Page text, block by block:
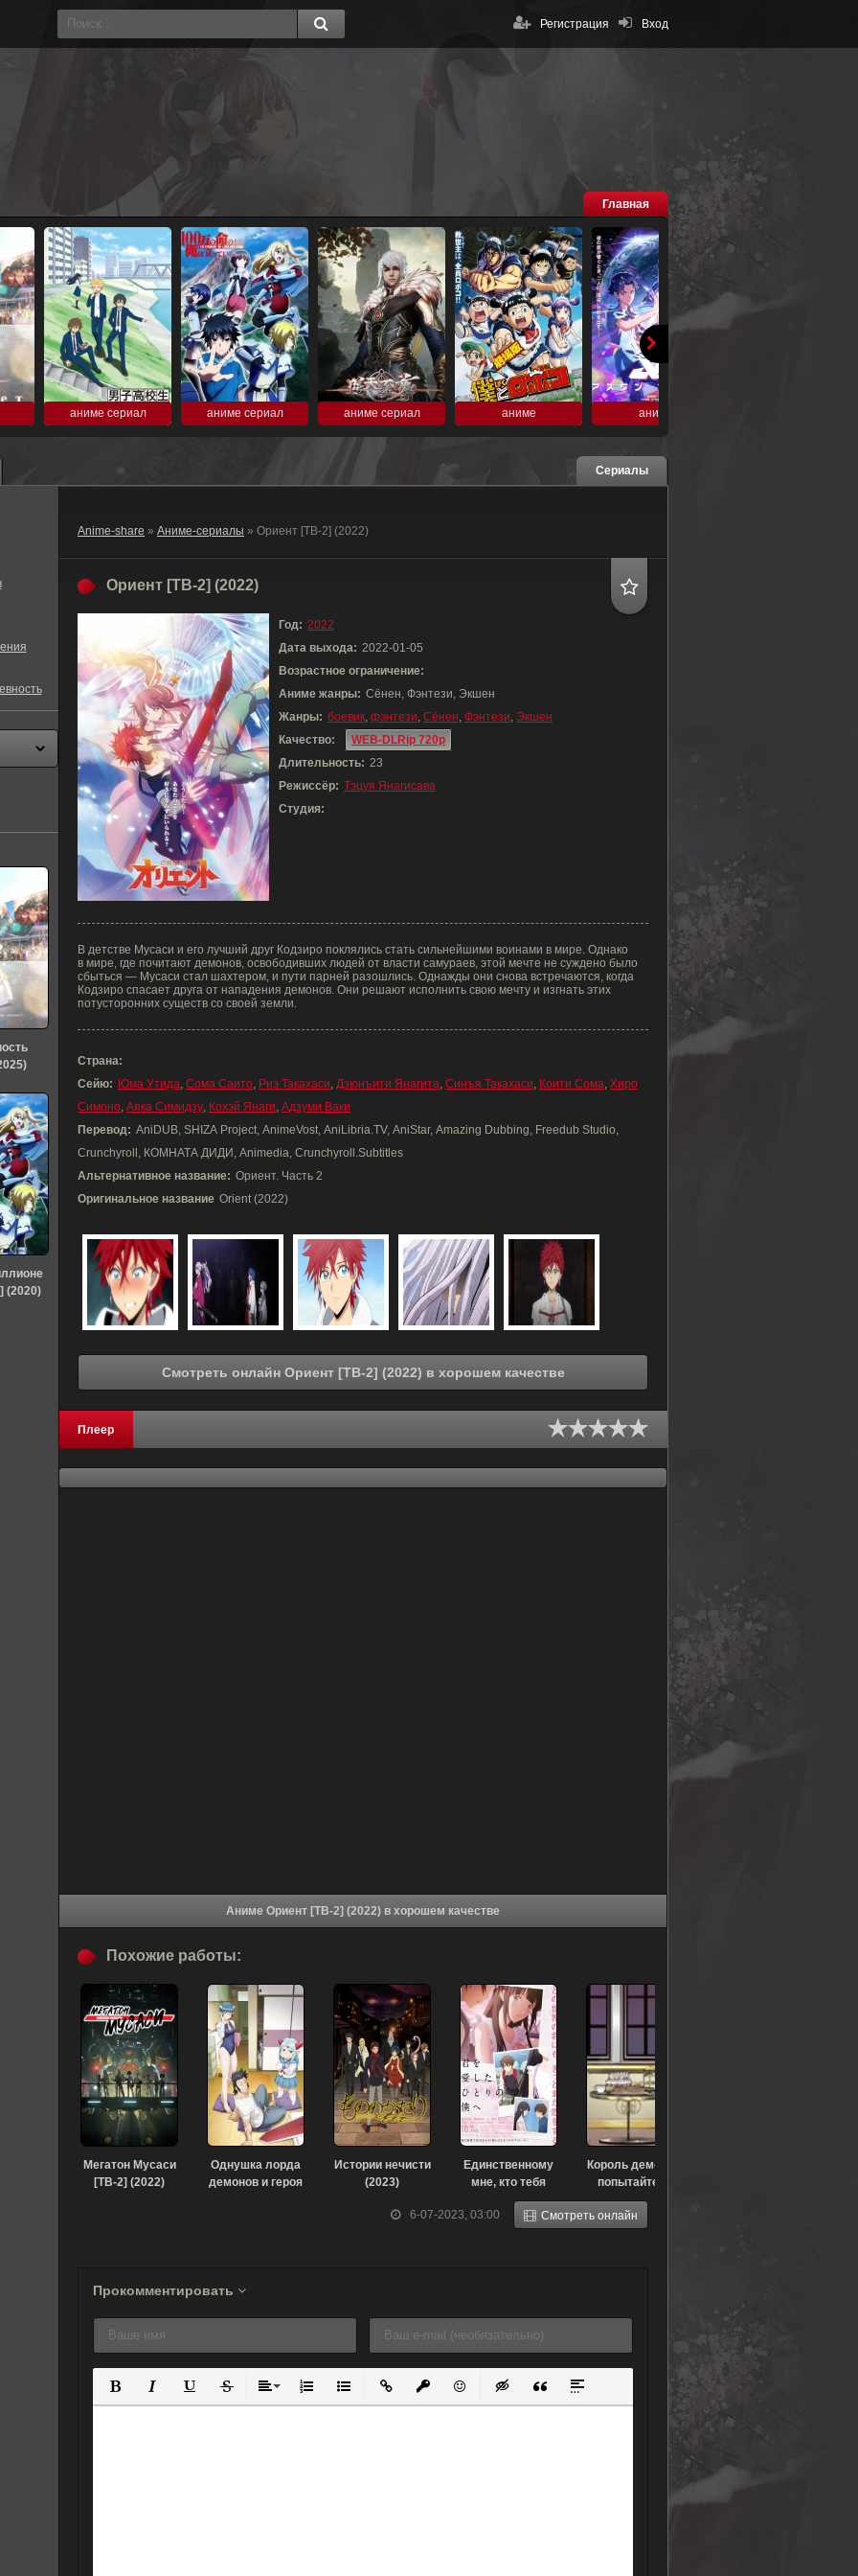
Вход
Регистрация
Главная
аниме сериал аниме сериал аниме сериал аниме аниме
Сериалы
Anime-share » Аниме-сериалы » Ориент [ТВ-2] (2022)
Ориент [ТВ-2] (2022)
Год: 2022
Дата выхода: 2022-01-05
Возрастное ограничение:
Аниме жанры: Сёнен, Фэнтези, Экшен
Жанры: боевик, фэнтези, Сёнен, Фэнтези, Экшен
Качество:
WEB-DLRip 720p
Длительность: 23
Режиссёр: Тэцуя Янагисава
Студия:
В детстве Мусаси и его лучший друг Кодзиро поклялись стать сильнейшими воинами в мире. Однако
в мире, где почитают демонов, освободивших людей от власти самураев, этой мечте не суждено было
сбыться — Мусаси стал шахтером, и пути парней разошлись. Однажды они снова встречаются, когда
Кодзиро спасает друга от нападения демонов. Они решают исполнить свою мечту и изгнать этих
потусторонних существ со своей земли.
Страна:
Сейю: Юма Утида, Сома Саито, Риэ Такахаси, Дзюнъити Янагита, Синъя Такахаси, Коити Сома, Хиро
Симоно, Аяка Симидзу, Кохэй Янаги, Адзуми Ваки
Перевод: AniDUB, SHIZA Project, AnimeVost, AniLibria.TV, AniStar, Amazing Dubbing, Freedub Studio,
Crunchyroll, КОМНАТА ДИДИ, Animedia, Crunchyroll.Subtitles
Альтернативное название: Ориент. Часть 2
Оригинальное название Orient (2022)
Смотреть онлайн Ориент [ТВ-2] (2022) в хорошем качестве
Плеер
Аниме Ориент [ТВ-2] (2022) в хорошем качестве
6-07-2023, 03:00 Смотреть онлайн
Похожие работы:
Мегатон Мусаси
[ТВ-2] (2022)
Однушка лорда
демонов и героя
Истории нечисти
(2023)
Единственному
мне, кто тебя
любил (2022)
Король демонов,
попытайтесь
снова! Тиби
(2019)
Прокомментировать
Полужирный
КурсивПодчеркнутый
ЗачеркнутыйВыравнивание
Нумерованный список
Маркированный список
Вставить ссылку
Вставить защищенную ссылку
Вставить смайлик
Вставка скрытого текста
Вставка цитаты
Вставка спойлера
(2020)